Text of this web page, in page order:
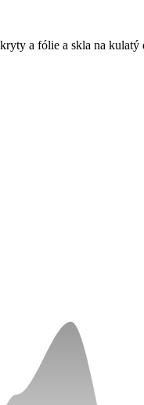
a fólie a skla na